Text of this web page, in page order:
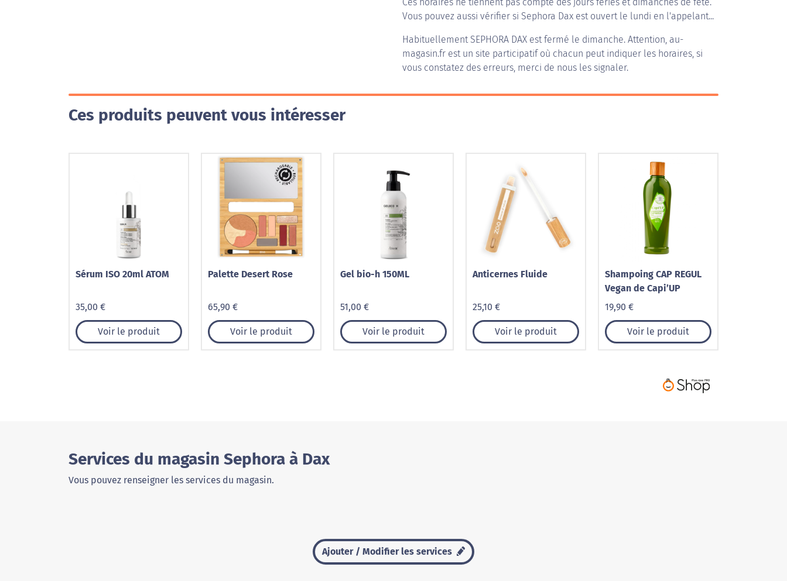
Vous pouvez aussi vérifier si Sephora Dax est ouvert le lundi en l'appelant...
HabituellementSEPHORA DAX est fermé le dimanche. Attention, au-
magasin.fr est un site participatif où chacun peut indiquer les horaires, si
vous constatez des erreurs, merci de nous les signaler.
Ces produits peuvent vous intéresser
Sérum ISO 20ml ATOM
35,00 €
Voir le produit
Palette Desert Rose
65,90 €
Voir le produit
Gel bio-h 150ML
51,00 €
Voir le produit
Anticernes Fluide
25,10 €
Voir le produit
Shampoing CAP REGUL
Vegan de Capi’UP
19,90 €
Voir le produit
Services du magasin Sephora à Dax
Vous pouvez renseigner les services du magasin.
Ajouter / Modifier les services